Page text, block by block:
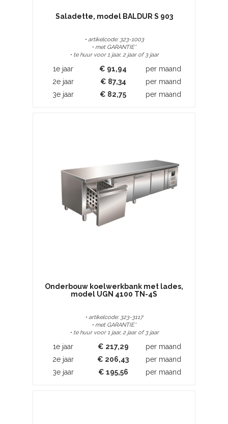
Saladette, model BALDUR S 903
• artikelcode: 323-1003
• met GARANTIE*
• te huur voor 1 jaar, 2 jaar of 3 jaar
1e jaar € 91,94
per maand
2e jaar
€ 87,34
per maand
3e jaar
€ 82,75 per maand
Onderbouw koelwerkbank met lades,
model UGN 4100 TN-4S
• artikelcode: 323-3117
• met GARANTIE*
• te huur voor 1 jaar, 2 jaar of 3 jaar
1e jaar € 217,29
per maand
2e jaar
€ 206,43
per maand
3e jaar
€ 195,56 per maand